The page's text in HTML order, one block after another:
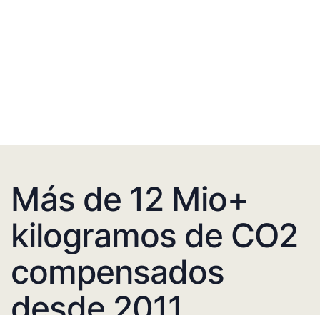
Más de 12 Mio+
kilogramos de CO2
compensados